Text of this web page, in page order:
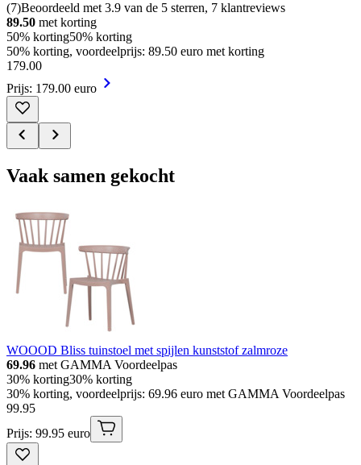
(7)Beoordeeld met 3.9 van de 5 sterren, 7 klantreviews
89.50 met korting
50% korting50% korting
50% korting, voordeelprijs: 89.50 euro met korting
179.00
Prijs: 179.00 euro
Vaak samen gekocht
WOOOD Bliss tuinstoel met spijlen kunststof zalmroze
69.96 met GAMMA Voordeelpas
30% korting30% korting
30% korting, voordeelprijs: 69.96 euro met GAMMA Voordeelpas
99.95
Prijs: 99.95 euro